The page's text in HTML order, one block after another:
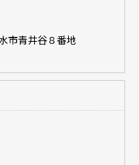
市青井谷８番地